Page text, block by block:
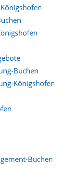
Buchen
Königshofen
Buchen